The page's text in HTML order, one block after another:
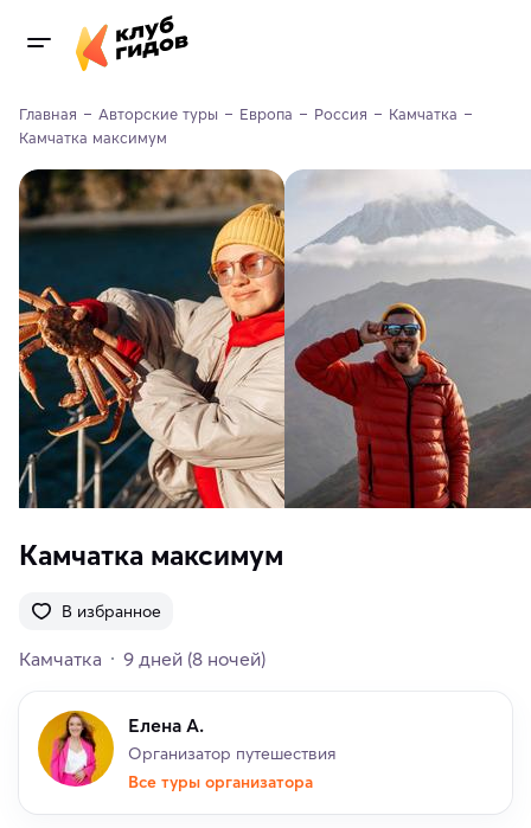
Главная Авторские туры Европа Россия
Камчатка
Камчатка максимум
Камчатка максимум
В избранное
Камчатка 9 дней (8 ночей)
Елена А.
Организатор путешествия
Все туры организатора